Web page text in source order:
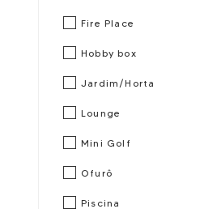
Fire Place
Hobby box
Jardim/Horta
Lounge
Mini Golf
Ofurô
Piscina